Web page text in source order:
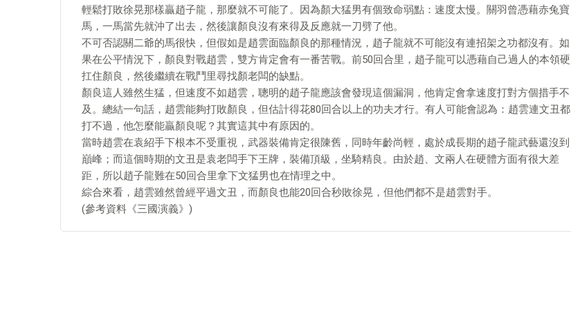
輕鬆打敗徐晃那樣贏趙子龍，那麼就不可能了。因為顏大猛男有個致命弱點：速度太慢。關羽曾憑藉赤兔寶
馬，一馬當先就沖了出去，然後讓顏良沒有來得及反應就一刀劈了他。
不可否認關二爺的馬很快，但假如是趙雲面臨顏良的那種情況，趙子龍就不可能沒有連招架之功都沒有。如
果在公平情況下，顏良對戰趙雲，雙方肯定會有一番苦戰。前50回合里，趙子龍可以憑藉自己過人的本領硬
扛住顏良，然後繼續在戰鬥里尋找顏老闆的缺點。
顏良這人雖然生猛，但速度不如趙雲，聰明的趙子龍應該會發現這個漏洞，他肯定會拿速度打對方個措手不
及。總結一句話，趙雲能夠打敗顏良，但估計得花80回合以上的功夫才行。有人可能會認為：趙雲連文丑都
打不過，他怎麼能贏顏良呢？其實這其中有原因的。
當時趙雲在袁紹手下根本不受重視，武器裝備肯定很陳舊，同時年齡尚輕，處於成長期的趙子龍武藝還沒到
巔峰；而這個時期的文丑是袁老闆手下王牌，裝備頂級，坐騎精良。由於趙、文兩人在硬體方面有很大差
距，所以趙子龍難在50回合里拿下文猛男也在情理之中。
綜合來看，趙雲雖然曾經平過文丑，而顏良也能20回合秒敗徐晃，但他們都不是趙雲對手。
(參考資料《三國演義》)